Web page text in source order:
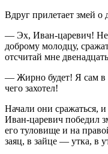
Вдруг прилетает змей о
— Эх, Иван-царевич! Не
доброму молодцу,
отсчитай мне
— Жирно будет! Я сам в
чего захотел!
Начали они сражаться,
Иван-царевич победил
его туловище и на
заяц, в зайце — утка, в